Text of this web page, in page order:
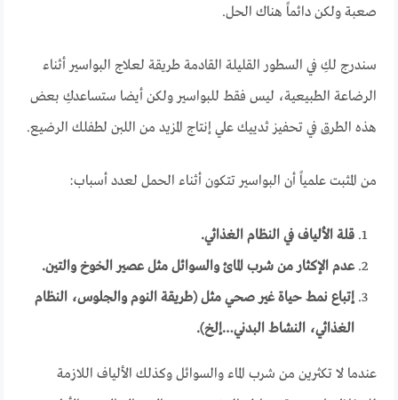
صعبة ولكن دائماً هناك الحل.
سندرج لكِ في السطور القليلة القادمة طريقة لعلاج البواسير أثناء
الرضاعة الطبيعية، ليس فقط للبواسير ولكن أيضا ستساعدكِ بعض
هذه الطرق في تحفيز ثدييك علي إنتاج المزيد من اللبن لطفلك الرضيع.
من المثبت علمياً أن البواسير تتكون أثناء الحمل لعدد أسباب:
قلة الألياف في النظام الغذائي.
عدم الإكثار من شرب المائ والسوائل مثل عصير الخوخ والتين.
إتباع نمط حياة غير صحي مثل (طريقة النوم والجلوس، النظام
الغذائي، النشاط البدني…إلخ).
عندما لا تكثرين من شرب الماء والسوائل وكذلك الألياف اللازمة